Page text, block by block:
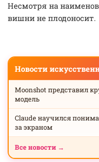
Несмотря на
вишни не плодоносит.
Новости
Moonshot представил
модель
Claude научился
за экраном
Все новости →